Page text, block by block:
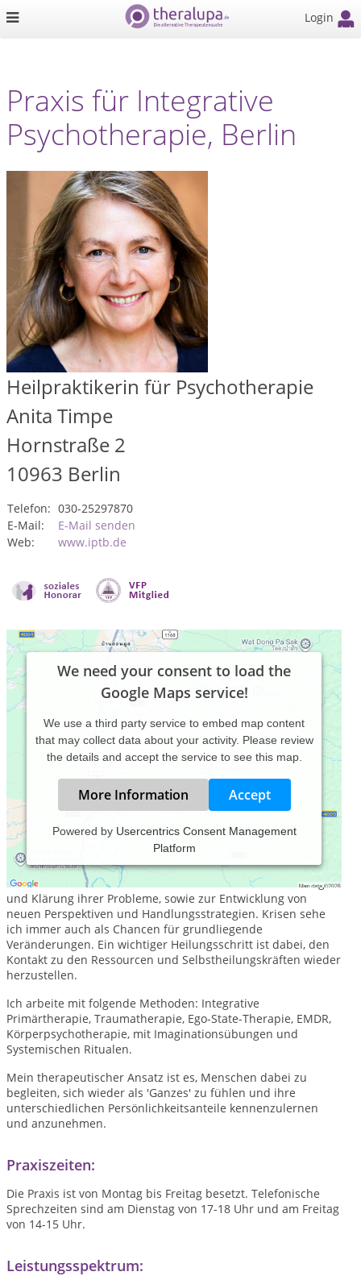
Login
Praxis für Integrative
Psychotherapie, Berlin
Heilpraktikerin für Psychotherapie
Anita Timpe
Hornstraße 2
10963 Berlin
Telefon: 030-25297870
E-Mail:
E-Mail senden
Web:
www.iptb.de
We need your consent to load the
Google Maps service!
We use a third party service to embed map content
that may collect data about your activity. Please review
the details and accept the service to see this map.
More Information Accept
Powered by Usercentrics Consent Management
Platform
Menschen, die in ihrem Leben etwas verändern wollen oder
sich in schwierigen, belastenden Lebenssituationen befinden,
biete ich einen unterstützenden Rahmen zur Verarbeitung
und Klärung ihrer Probleme, sowie zur Entwicklung von
neuen Perspektiven und Handlungsstrategien. Krisen sehe
ich immer auch als Chancen für grundliegende
Veränderungen. Ein wichtiger Heilungsschritt ist dabei, den
Kontakt zu den Ressourcen und Selbstheilungskräften wieder
herzustellen.
Ich arbeite mit folgende Methoden: Integrative
Primärtherapie, Traumatherapie, Ego-State-Therapie, EMDR,
Körperpsychotherapie, mit Imaginationsübungen und
Systemischen Ritualen.
Mein therapeutischer Ansatz ist es, Menschen dabei zu
begleiten, sich wieder als 'Ganzes' zu fühlen und ihre
unterschiedlichen Persönlichkeitsanteile kennenzulernen
und anzunehmen.
Praxiszeiten:
Die Praxis ist von Montag bis Freitag besetzt. Telefonische
Sprechzeiten sind am Dienstag von 17-18 Uhr und am Freitag
von 14-15 Uhr.
Leistungsspektrum: